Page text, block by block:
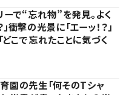
ーで“忘れ物”を発見。よく
衝撃の光景に「エーッ！？」
どこで忘れたことに気づく
園の先生「何そのTシャ